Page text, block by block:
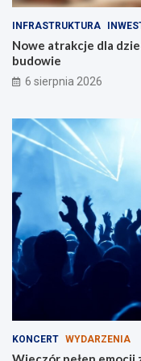
d
l
a
r
z
i
n
z
i
e
INFRASTRUKTURA
Nowe atrakcje dla
budowie
6 sierpnia 2026
KONCERT WYDARZENIA